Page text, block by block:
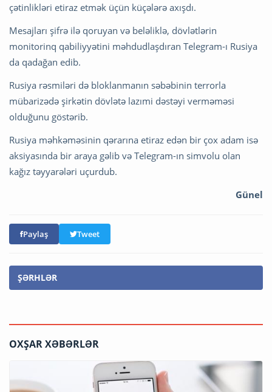
çətinlikləri etiraz etmək üçün küçələrə axışdı.
Mesajları şifrə ilə qoruyan və beləliklə, dövlətlərin
monitorinq qabiliyyətini məhdudlaşdıran Telegram-ı Rusiya
da qadağan edib.
Rusiya rəsmiləri də bloklanmanın səbəbinin terrorla
mübarizədə şirkətin dövlətə lazımi dəstəyi verməməsi
olduğunu göstərib.
Rusiya məhkəməsinin qərarına etiraz edən bir çox adam isə
aksiyasında bir araya gəlib və Telegram-ın simvolu olan
kağız təyyarələri uçurdub.
Günel
Paylaş Tweet
ŞƏRHLƏR
OXŞAR XƏBƏRLƏR